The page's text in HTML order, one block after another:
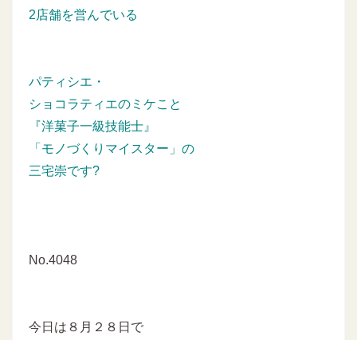
2店舗を営んでいる
パティシエ・
ショコラティエのミケこと
『洋菓子一級技能士』
「モノづくりマイスター」の
三宅崇です?
No.4048
今日は８月２８日で